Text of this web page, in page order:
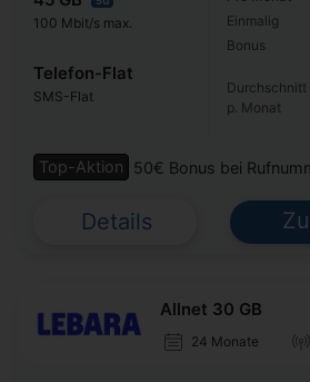
100 Mbit/s max.
Telefon-Flat
SMS-Flat
Einmalig
Bonus
Durchschnitt
p. Monat
Top-Aktion 50€ Bonus bei
Details
Allnet 30 GB
24 Monate